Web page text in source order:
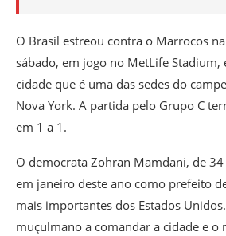
O Brasil estreou contra o Marrocos
sábado, em jogo no MetLife Stadium,
cidade que é uma das sedes do
Nova York. A partida pelo Grupo C
em 1 a 1.
O democrata Zohran Mamdani, de
em janeiro deste ano como prefeito
mais importantes dos Estados
muçulmano a comandar a cidade e o